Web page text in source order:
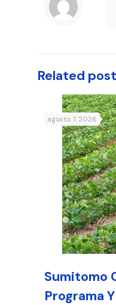
Related
agosto 7, 2026
Sumitomo
Programa